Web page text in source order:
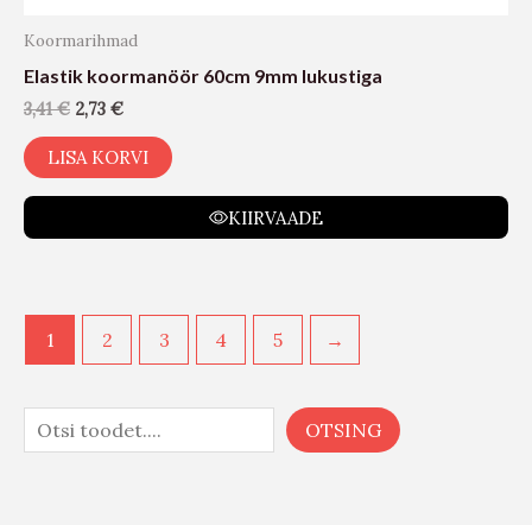
OTSING
Koormarihmad
Elastik koormanöör 60cm 9mm lukustiga
3,41€ 2,73 €
LISA KORVI
KIIRVAADE
1 2 3 4 5 →